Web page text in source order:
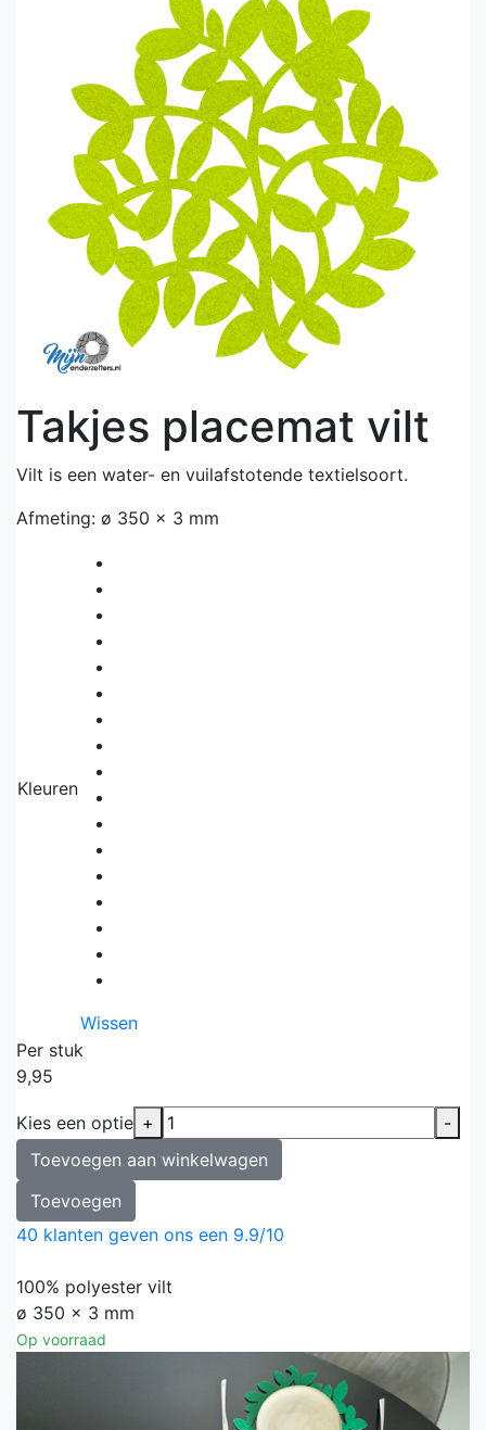
Takjes placemat vilt
Vilt is een water- en vuilafstotende textielsoort.
Afmeting: ø 350 x 3 mm
Kleuren
Wissen
Per stuk
9,95
Kies een optie +
-
Toevoegen aan winkelwagen
Toevoegen
40 klanten geven ons een 9.9/10
100% polyester vilt
ø 350 x 3 mm
Op voorraad